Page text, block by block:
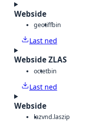
Webside
geotiffbin
Last ned
Webside ZLAS
octetbin
Last ned
Webside
lazvnd.laszip